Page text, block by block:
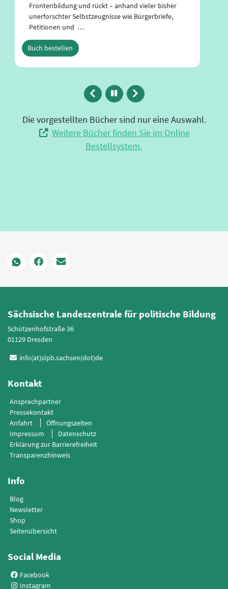
Frontenbildung und rückt – anhand vieler bisher
unerforschter Selbstzeugnisse wie Bürgerbriefe,
Petitionen und …
Buch bestellen
ZurückAnimation
anhalten
Vor
Die vorgestellten Bücher sind nur eine Auswahl.
Weitere Bücher finden Sie im Online
Bestellsystem.
Sächsische Landeszentrale für politische Bildung
Schützenhofstraße 36
01129 Dresden
info(at)slpb.sachsen(dot)de
Kontakt
Ansprechpartner
Pressekontakt
Anfahrt
Öffnungszeiten
Impressum
Datenschutz
Erklärung zur Barrierefreiheit
Transparenzhinweis
Info
Blog
Newsletter
Shop
Seitenübersicht
Social Media
Facebook
Instagram